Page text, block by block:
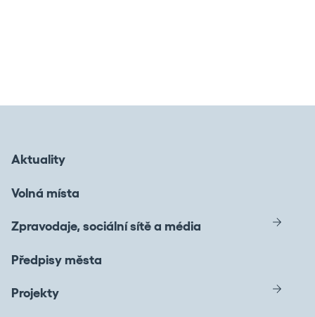
Aktuality
Volná místa
Zpravodaje, sociální sítě a média
Předpisy města
Projekty